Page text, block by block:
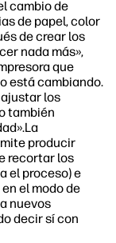
cambio de
de papel, color
de crear los
nada más»,
que
está cambiando.
los
también
producir
recortar los
el proceso) e
el modo de
nuevos
decir sí con